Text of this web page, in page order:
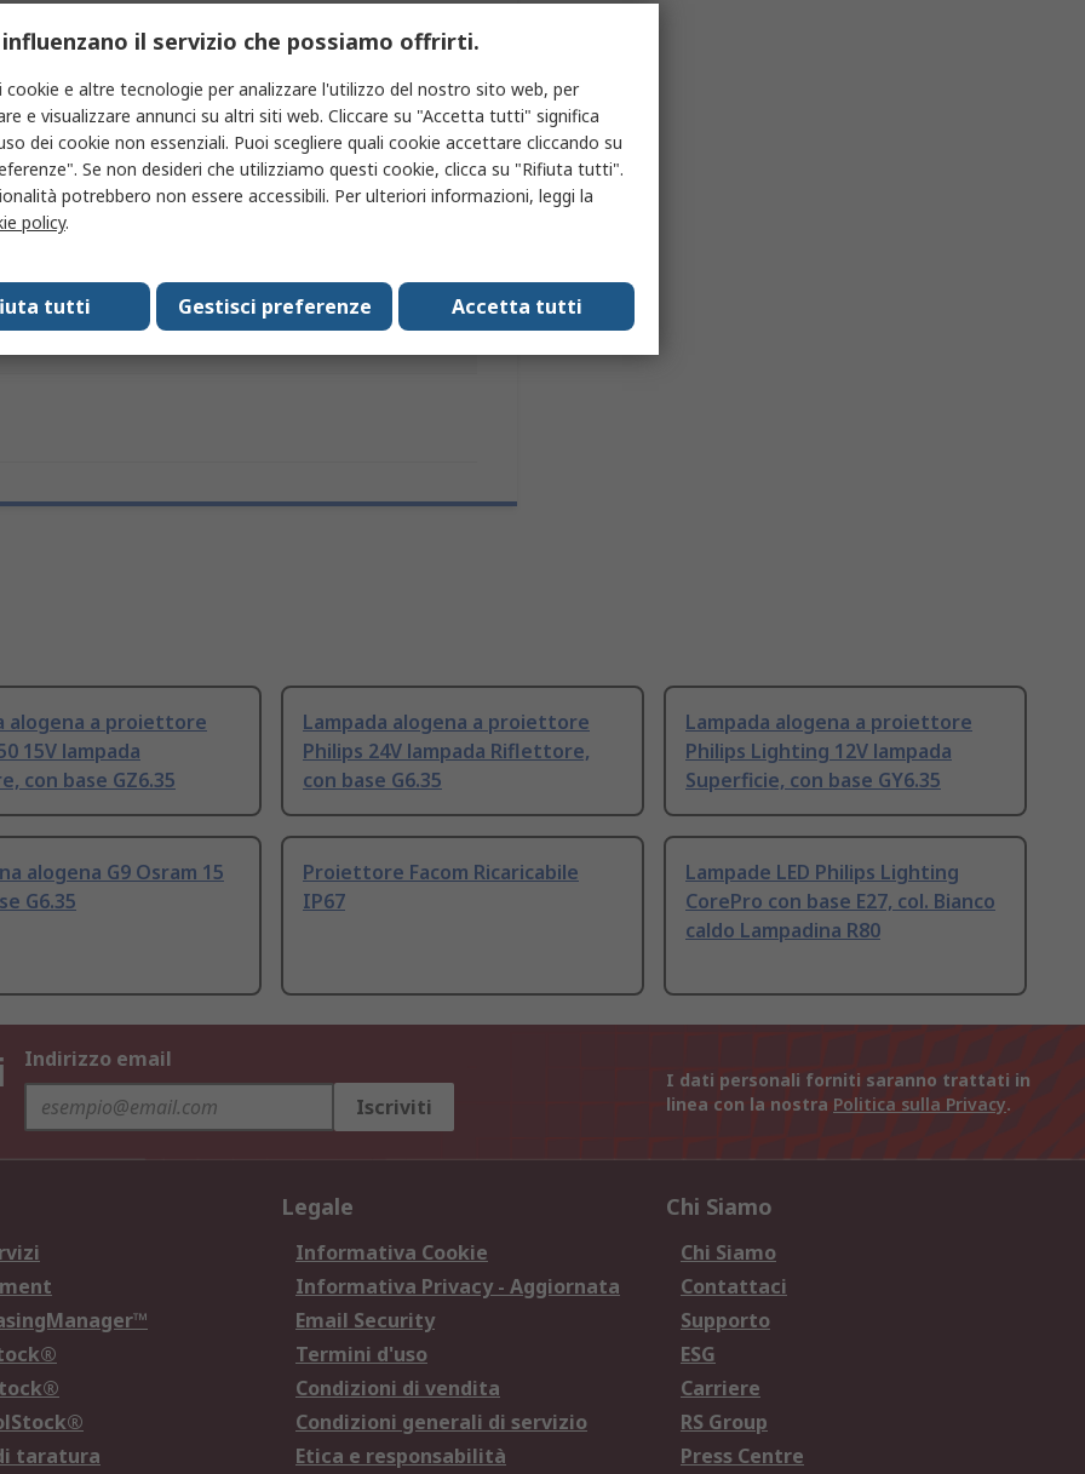
Valore
Philips
75 W
lampada GZ6.35
durata lampada 50h
alogena a proiettore
15V lampada
con base GZ6.35
Lampada alogena a proiettore
Philips 24V lampada Riflettore,
con base G6.35
Lampada alogena a proiettore
Philips Lighting 12V lampada
Superficie, con base GY6.35
alogena G9 Osram 15
G6.35
Proiettore Facom Ricaricabile
IP67
Lampade LED Philips Lighting
CorePro con base E27, col. Bianco
caldo Lampadina R80
Indirizzo email
Iscriviti
I dati personali forniti saranno trattati in
linea con la nostra Politica sulla Privacy.
taratura
Legale
Informativa Cookie
Informativa Privacy - Aggiornata
Email Security
Termini d'uso
Condizioni di vendita
Condizioni generali di servizio
Etica e responsabilità
Chi Siamo
Chi Siamo
Contattaci
Supporto
ESG
Carriere
RS Group
Press Centre
il servizio che possiamo offrirti.
cookie e altre tecnologie per analizzare l'utilizzo del nostro sito web, per
e visualizzare annunci su altri siti web. Cliccare su "Accetta tutti" significa
dei cookie non essenziali. Puoi scegliere quali cookie accettare cliccando su
Se non desideri che utilizziamo questi cookie, clicca su "Rifiuta tutti".
potrebbero non essere accessibili. Per ulteriori informazioni, leggi la
policy.
Accetta tutti
Gestisci preferenze
tutti